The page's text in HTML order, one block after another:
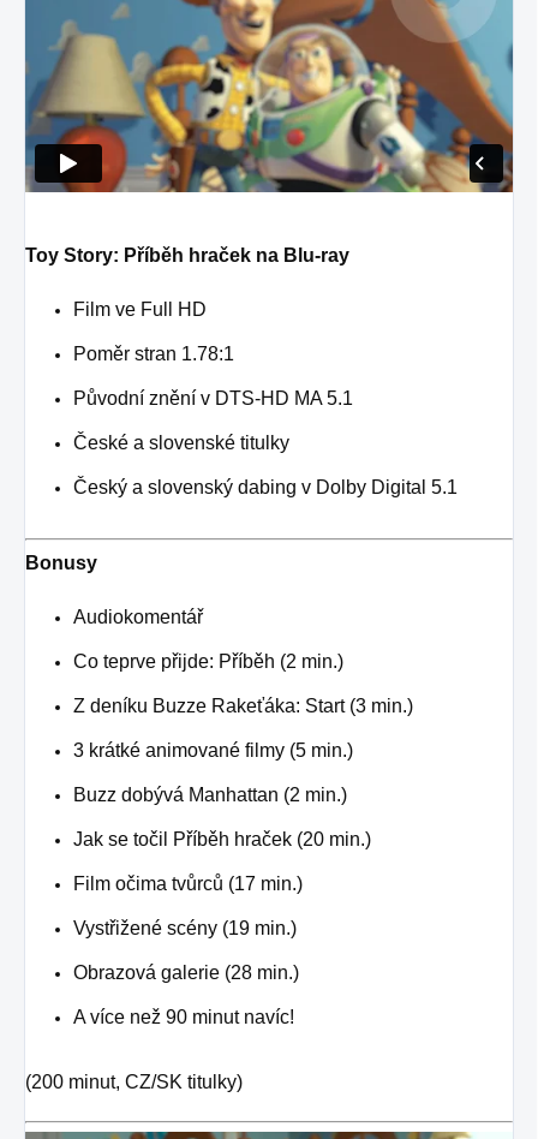
Toy Story: Příběh hraček na Blu-ray
Film ve Full HD
Poměr stran 1.78:1
Původní znění v DTS-HD MA 5.1
České a slovenské titulky
Český a slovenský dabing v Dolby Digital 5.1
Bonusy
Audiokomentář
Co teprve přijde: Příběh (2 min.)
Z deníku Buzze Rakeťáka: Start (3 min.)
3 krátké animované filmy (5 min.)
Buzz dobývá Manhattan (2 min.)
Jak se točil Příběh hraček (20 min.)
Film očima tvůrců (17 min.)
Vystřižené scény (19 min.)
Obrazová galerie (28 min.)
A více než 90 minut navíc!
(200 minut, CZ/SK titulky)